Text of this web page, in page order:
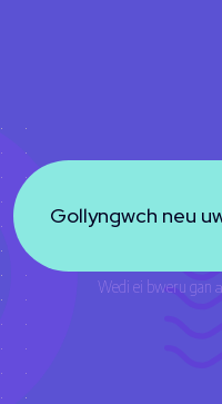
Gollyngwch neu
Wedi ei bweru gan